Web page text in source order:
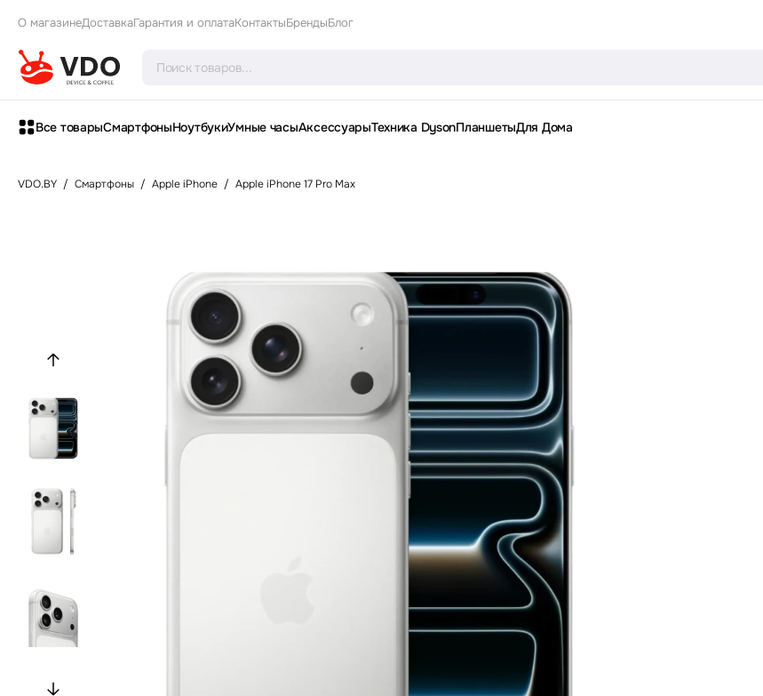
О магазинеДоставкаГарантия и оплатаКонтактыБрендыБлог
Все товарыСмартфоныНоутбукиУмные часыАксессуарыТехника DysonПланшетыДля Дома
VDO.BY / Смартфоны / Apple iPhone / Apple iPhone 17 Pro Max